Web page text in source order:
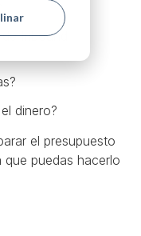
Inbound
dinero?
el presupuesto
que puedas hacerlo